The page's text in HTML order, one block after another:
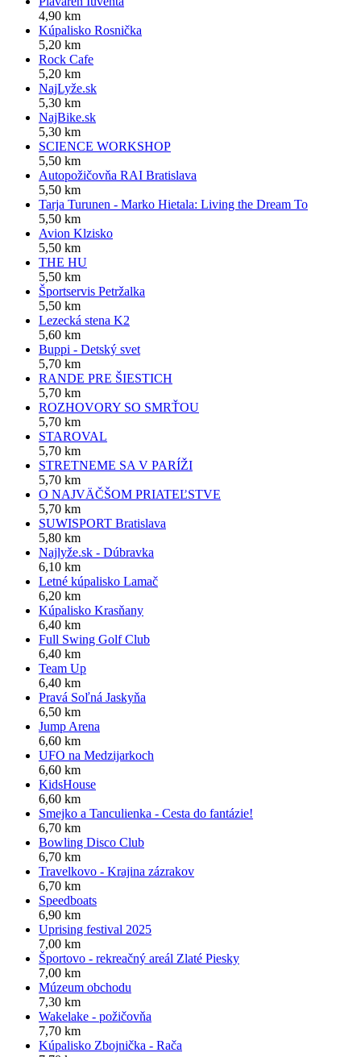
4,90 km
Kúpalisko Rosnička
5,20 km
Rock Cafe
5,20 km
NajLyže.sk
5,30 km
NajBike.sk
5,30 km
SCIENCE WORKSHOP
5,50 km
Autopožičovňa RAI Bratislava
5,50 km
Tarja Turunen - Marko Hietala: Living the Dream To
5,50 km
Avion Klzisko
5,50 km
THE HU
5,50 km
Športservis Petržalka
5,50 km
Lezecká stena K2
5,60 km
Buppi - Detský svet
5,70 km
RANDE PRE ŠIESTICH
5,70 km
ROZHOVORY SO SMRŤOU
5,70 km
STAROVAL
5,70 km
STRETNEME SA V PARÍŽI
5,70 km
O NAJVÄČŠOM PRIATEĽSTVE
5,70 km
SUWISPORT Bratislava
5,80 km
Najlyže.sk - Dúbravka
6,10 km
Letné kúpalisko Lamač
6,20 km
Kúpalisko Krasňany
6,40 km
Full Swing Golf Club
6,40 km
Team Up
6,40 km
Pravá Soľná Jaskyňa
6,50 km
Jump Arena
6,60 km
UFO na Medzijarkoch
6,60 km
KidsHouse
6,60 km
Smejko a Tanculienka - Cesta do fantázie!
6,70 km
Bowling Disco Club
6,70 km
Travelkovo - Krajina zázrakov
6,70 km
Speedboats
6,90 km
Uprising festival 2025
7,00 km
Športovo - rekreačný areál Zlaté Piesky
7,00 km
Múzeum obchodu
7,30 km
Wakelake - požičovňa
7,70 km
Kúpalisko Zbojnička - Rača